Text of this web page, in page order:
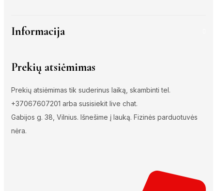
Informacija
Prekių atsiėmimas
Prekių atsiėmimas tik suderinus laiką, skambinti tel.
+37067607201 arba susisiekit live chat.
Gabijos g. 38, Vilnius. Išnešime į lauką. Fizinės parduotuvės
nėra.